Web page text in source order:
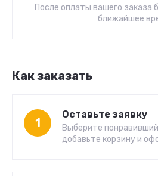
После оплаты вашего заказа
ближайшее
Как заказать
1
Оставьте заявку
Выберите
добавьте корзину и